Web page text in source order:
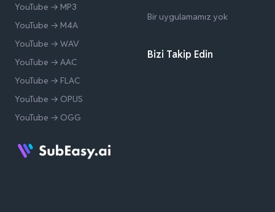
YouTube → MP3
YouTube → M4A
YouTube → WAV
YouTube → AAC
YouTube → FLAC
YouTube → OPUS
YouTube → OGG
Bir uygulamamız yok
Bizi Takip Edin